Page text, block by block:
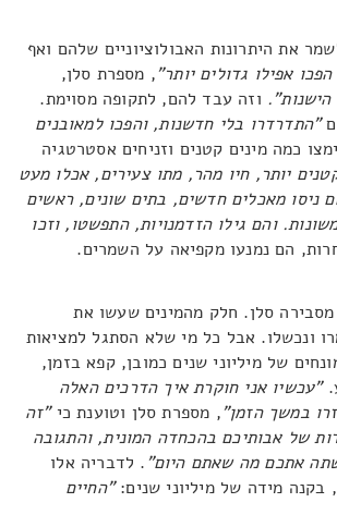
את היתרונות האבולוציוניים שלהם ואף
אפילו גדולים יותר", מספרת סלן,
וזה עבד להם, לתקופה מסוימת.
"התדרדרו בלי חדשנות, והפכו למאובנים
כמה מינים קטנים וזניחים אסטרטגיה
יותר, חיו מהר, מתו צעירים, אכלו מעט
ניסו מאכלים חדשים, בתים שונים, ראשים
והם גילו הזדמנויות, התפשטו, וזכו
הם נמנעו מקפיאה על השמרים.
סלן. חלק מהמינים שעשו את
ונכשלו. אבל כל מי שלא הסתגל למציאות
של מיליוני שנים כמובן, קפא בזמן,
"עכשיו אני חוקרת איך הדרכים האלה
במשך הזמן", מספרת סלן וטוענת כי"זה
של אבותיכם בהכחדה המונית, והתגובה
אתכם מה שאתם היום". לדבריה אלו
בקנה מידה של מיליוני שנים:"החיים